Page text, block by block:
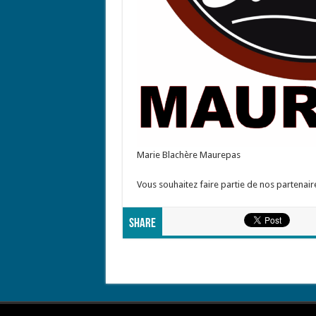
Marie Blachère Maurepas
Vous souhaitez faire partie de nos
Share